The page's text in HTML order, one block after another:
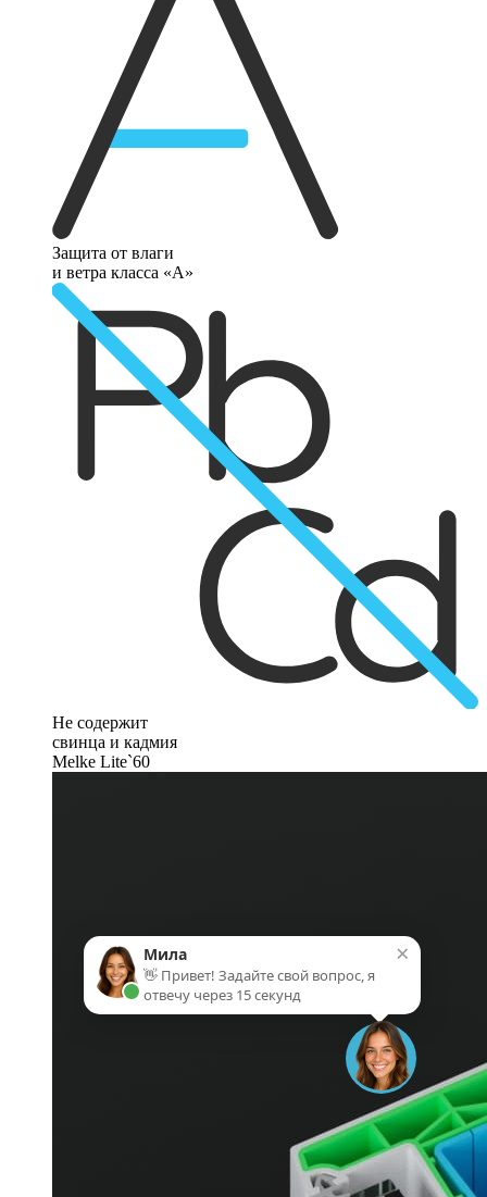
Защита от влаги
и ветра класса «А»
Не содержит
свинца и кадмия
Melke Lite`60
×
Мила
👋 Привет! Задайте свой вопрос, я
отвечу через 15 секунд